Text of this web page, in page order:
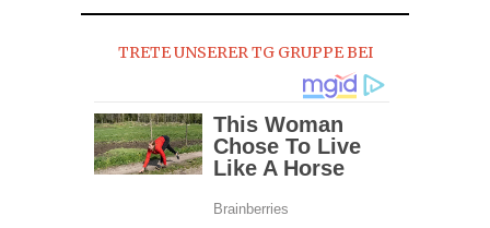
TRETE UNSERER TG GRUPPE BEI